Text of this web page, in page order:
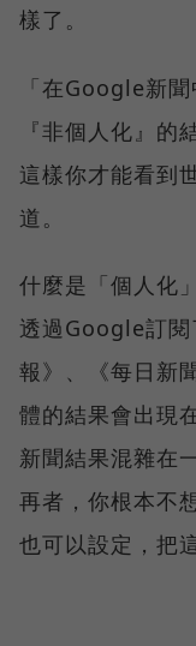
樣了。
「在Google新
『非個人化』的
這樣你才能看到
道。
什麼是「個人化
透過Google訂閱
報》、《每日新
體的結果會出現
新聞結果混雜在
再者，你根本不
也可以設定，把